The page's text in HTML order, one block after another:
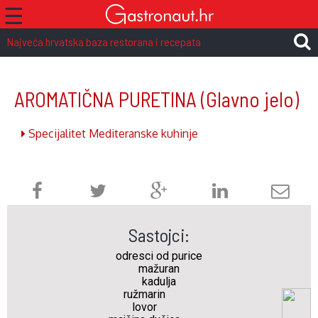
☰
Najveća hrvatska baza restorana i recepata
AROMATIČNA PURETINA (Glavno jelo)
Specijalitet Mediteranske kuhinje
Sastojci:
odresci od purice
mažuran
kadulja
ružmarin
lovor